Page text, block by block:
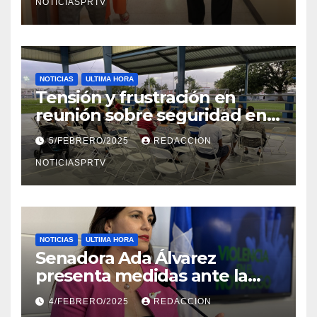
NOTICIAS ULTIMA HORA
Tensión y frustración en
reunión sobre seguridad en
Reparto Metropolitano
5/FEBRERO/2025 REDACCION
NOTICIASPRTV
NOTICIAS ULTIMA HORA
Senadora Ada Álvarez
presenta medidas ante la
violencia en el noviazgo
4/FEBRERO/2025 REDACCION